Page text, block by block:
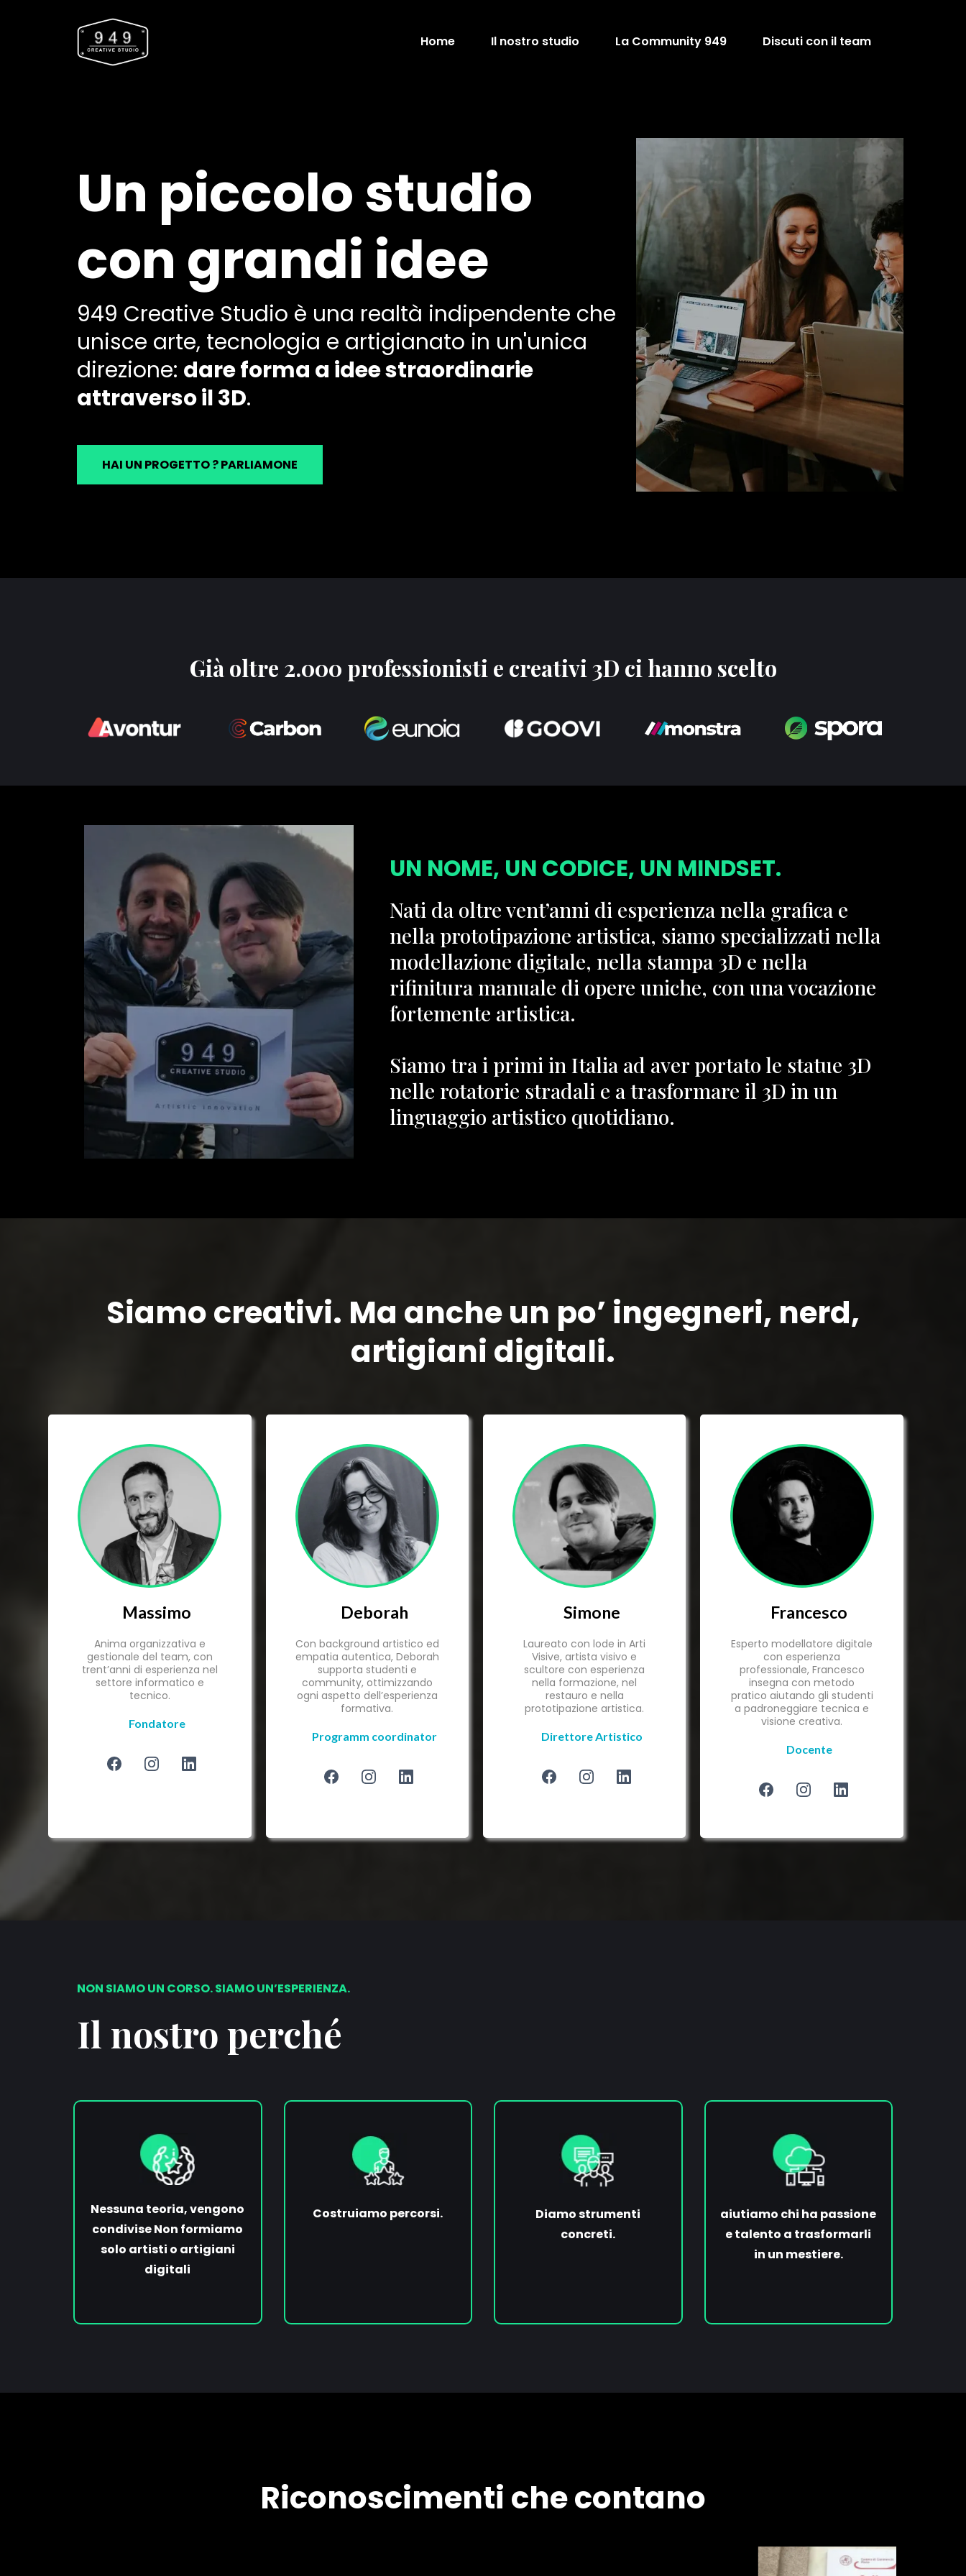
Home Il nostro studio La Community 949 Discuti con il team
Un piccolo studio
con grandi idee
949 Creative Studio è una realtà indipendente che
unisce arte, tecnologia e artigianato in un'unica
direzione: dare forma a idee straordinarie
attraverso il 3D.
HAI UN PROGETTO ? PARLIAMONE
Già oltre 2.000 professionisti e creativi 3D ci hanno scelto
UN NOME, UN CODICE, UN MINDSET.
Nati da oltre vent’anni di esperienza nella grafica e
nella prototipazione artistica, siamo specializzati nella
modellazione digitale, nella stampa 3D e nella
rifinitura manuale di opere uniche, con una vocazione
fortemente artistica.
Siamo tra i primi in Italia ad aver portato le statue 3D
nelle rotatorie stradali e a trasformare il 3D in un
linguaggio artistico quotidiano.
Siamo creativi. Ma anche un po’ ingegneri, nerd,
artigiani digitali.
Massimo
Anima organizzativa e
gestionale del team, con
trent’anni di esperienza nel
settore informatico e
tecnico.
Fondatore
Deborah
Con background artistico ed
empatia autentica, Deborah
supporta studenti e
community, ottimizzando
ogni aspetto dell’esperienza
formativa.
Programm coordinator
Simone
Laureato con lode in Arti
Visive, artista visivo e
scultore con esperienza
nella formazione, nel
restauro e nella
prototipazione artistica.
Direttore Artistico
Francesco
Esperto modellatore digitale
con esperienza
professionale, Francesco
insegna con metodo
pratico aiutando gli studenti
a padroneggiare tecnica e
visione creativa.
Docente
NON SIAMO UN CORSO. SIAMO UN’ESPERIENZA.
Il nostro perché
Nessuna teoria, vengono
condivise Non formiamo
solo artisti o artigiani
digitali
Costruiamo percorsi.
Diamo strumenti
concreti.
aiutiamo chi ha passione
e talento a trasformarli
in un mestiere.
Riconoscimenti che contano